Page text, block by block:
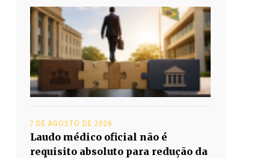
7 DE AGOSTO DE 2026
Laudo médico oficial não é
requisito absoluto para redução da